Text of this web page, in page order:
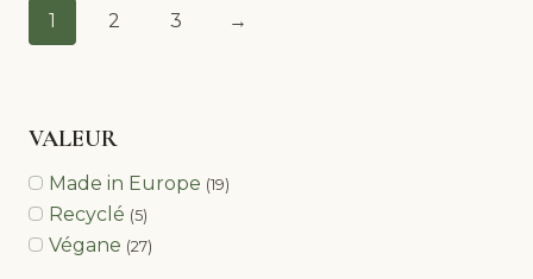
1 2 3 →
VALEUR
Made in Europe (19)
Recyclé (5)
Végane (27)